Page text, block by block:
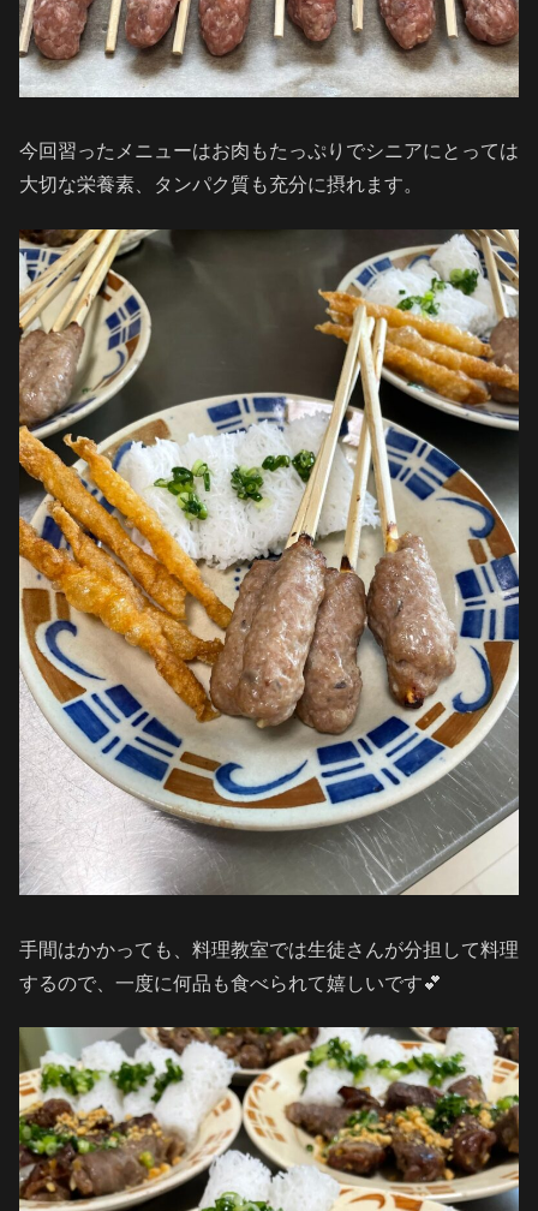
今回習ったメニューはお肉もたっぷりでシニアにとっては
大切な栄養素、タンパク質も充分に摂れます。
手間はかかっても、料理教室では生徒さんが分担して料理
するので、一度に何品も食べられて嬉しいです💕